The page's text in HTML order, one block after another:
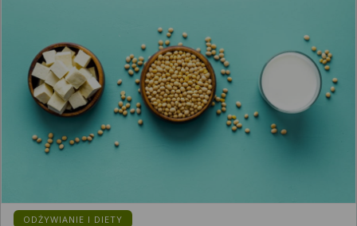
ODŻYWIANIE I DIETY